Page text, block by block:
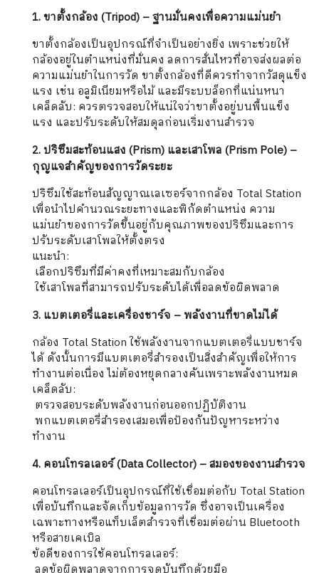
1. ขาตั้งกล้อง (Tripod) – ฐานมั่นคงเพื่อความแม่นยำ
ขาตั้งกล้องเป็นอุปกรณ์ที่จำเป็นอย่างยิ่ง เพราะช่วยให้
กล้องอยู่ในตำแหน่งที่มั่นคง ลดการสั่นไหวที่อาจส่งผลต่อ
ความแม่นยำในการวัด ขาตั้งกล้องที่ดีควรทำจากวัสดุแข็ง
แรง เช่น อลูมิเนียมหรือไม้ และมีระบบล็อกที่แน่นหนา
เคล็ดลับ: ควรตรวจสอบให้แน่ใจว่าขาตั้งอยู่บนพื้นแข็ง
แรง และปรับระดับให้สมดุลก่อนเริ่มงานสำรวจ
2. ปริซึมสะท้อนแสง (Prism) และเสาโพล (Prism Pole) –
กุญแจสำคัญของการวัดระยะ
ปริซึมใช้สะท้อนสัญญาณเลเซอร์จากกล้อง Total Station
เพื่อนำไปคำนวณระยะทางและพิกัดตำแหน่ง ความ
แม่นยำของการวัดขึ้นอยู่กับคุณภาพของปริซึมและการ
ปรับระดับเสาโพลให้ตั้งตรง
แนะนำ:
️ เลือกปริซึมที่มีค่าคงที่เหมาะสมกับกล้อง
️ ใช้เสาโพลที่สามารถปรับระดับได้เพื่อลดข้อผิดพลาด
3. แบตเตอรี่และเครื่องชาร์จ – พลังงานที่ขาดไม่ได้
กล้อง Total Station ใช้พลังงานจากแบตเตอรี่แบบชาร์จ
ได้ ดังนั้นการมีแบตเตอรี่สำรองเป็นสิ่งสำคัญเพื่อให้การ
ทำงานต่อเนื่อง ไม่ต้องหยุดกลางคันเพราะพลังงานหมด
เคล็ดลับ:
️ ตรวจสอบระดับพลังงานก่อนออกปฏิบัติงาน
️ พกแบตเตอรี่สำรองเสมอเพื่อป้องกันปัญหาระหว่าง
ทำงาน
4. คอนโทรลเลอร์ (Data Collector) – สมองของงานสำรวจ
คอนโทรลเลอร์เป็นอุปกรณ์ที่ใช้เชื่อมต่อกับ Total Station
เพื่อบันทึกและจัดเก็บข้อมูลการวัด ซึ่งอาจเป็นเครื่อง
เฉพาะทางหรือแท็บเล็ตสำรวจที่เชื่อมต่อผ่าน Bluetooth
หรือสายเคเบิล
ข้อดีของการใช้คอนโทรลเลอร์: